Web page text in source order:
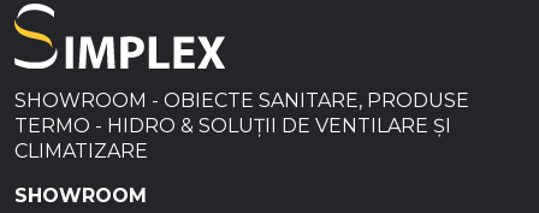
SHOWROOM - OBIECTE SANITARE, PRODUSE
TERMO - HIDRO & SOLUȚII DE VENTILARE ȘI
CLIMATIZARE
SHOWROOM